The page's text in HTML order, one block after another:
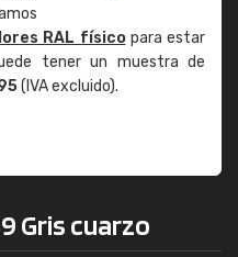
RAL físicopara estar
tener un muestra de
(IVA excluido).
Gris cuarzo